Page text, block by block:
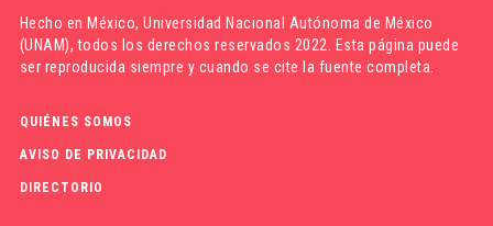
Hecho en México,Universidad Nacional Autónoma de México
(UNAM), todos los derechos reservados 2022. Esta página puede
ser reproducida siempre y cuando se cite la fuente completa.
QUIÉNES SOMOS
AVISO DE PRIVACIDAD
DIRECTORIO